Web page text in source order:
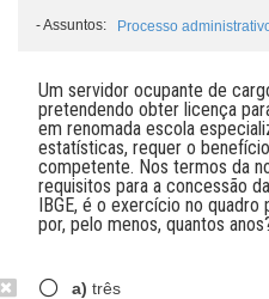
-Assuntos: Processo
Um servidor ocupante de
pretendendo obter licença
em renomada escola
estatísticas, requer o
competente. Nos termos da
requisitos para a concessão
IBGE, é o exercício no
por, pelo menos, quantos
a) três